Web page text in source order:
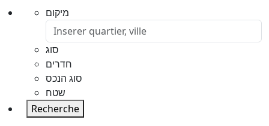
מיקום
סוג
חדרים
סוג הנכס
שטח
Recherche